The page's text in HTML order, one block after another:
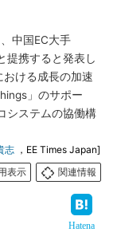
中国EC大手
提携すると発表し
ける成長の加速
」のサポー
システムの協働構
志 ，EE Times Japan]
表示
関連情報
Hatena